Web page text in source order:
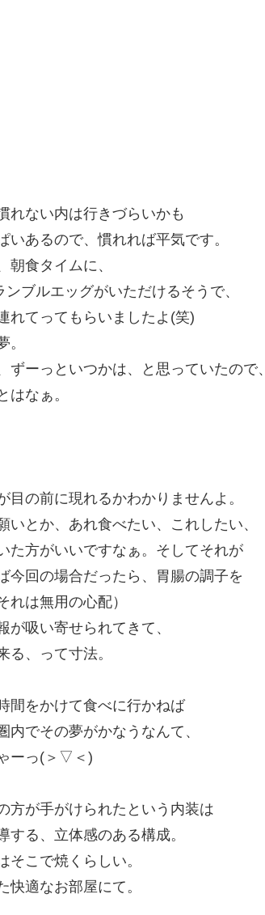
れない内は行きづらいかも
あるので、慣れれば平気です。
食タイムに、
ブルエッグがいただけるそうで、
れてってもらいましたよ(笑)
。
ーっといつかは、と思っていたので、
なぁ。
の前に現れるかわかりませんよ。
とか、あれ食べたい、これしたい、
た方がいいですなぁ。そしてそれが
今回の場合だったら、胃腸の調子を
は無用の心配）
吸い寄せられてきて、
、って寸法。
間をかけて食べに行かねば
でその夢がかなうなんて、
ーっ(＞▽＜)
方が手がけられたという内装は
る、立体感のある構成。
こで焼くらしい。
適なお部屋にて。